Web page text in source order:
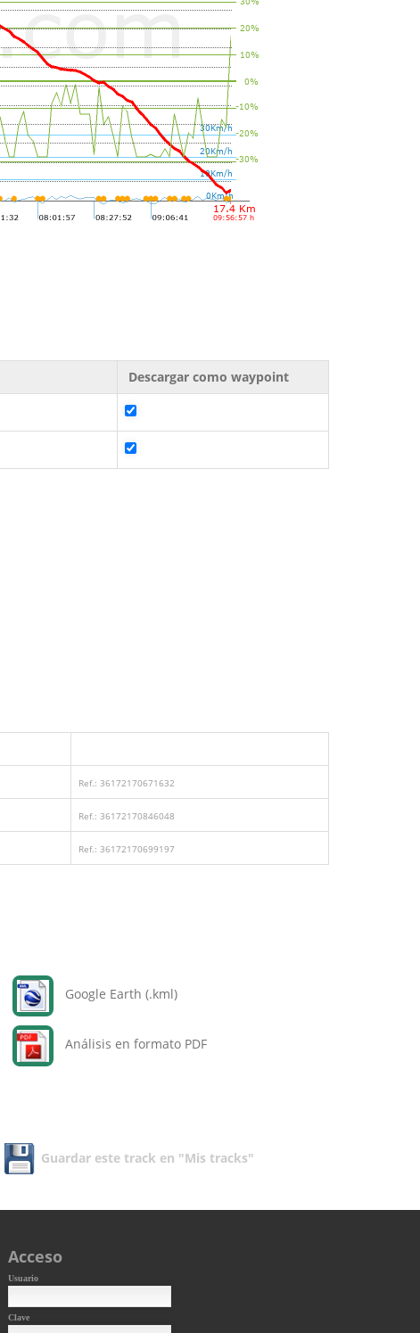
Descargar como waypoint
Ref.: 36172170671632
Ref.: 36172170846048
Ref.: 36172170699197
Google Earth (.kml)
Análisis en formato PDF
Guardar este track en "Mis tracks"
Acceso
Usuario
Clave